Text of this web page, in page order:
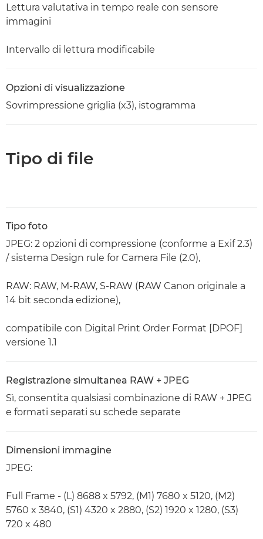
Lettura valutativa in tempo reale con sensore
immagini
Intervallo di lettura modificabile
Opzioni di visualizzazione
Sovrimpressione griglia (x3), istogramma
Tipo di file
Tipo foto
JPEG: 2 opzioni di compressione (conforme a Exif 2.3)
/ sistema Design rule for Camera File (2.0),
RAW: RAW, M-RAW, S-RAW (RAW Canon originale a
14 bit seconda edizione),
compatibile con Digital Print Order Format [DPOF]
versione 1.1
Registrazione simultanea RAW + JPEG
Sì, consentita qualsiasi combinazione di RAW + JPEG
e formati separati su schede separate
Dimensioni immagine
JPEG:
Full Frame - (L) 8688 x 5792, (M1) 7680 x 5120, (M2)
5760 x 3840, (S1) 4320 x 2880, (S2) 1920 x 1280, (S3)
720 x 480